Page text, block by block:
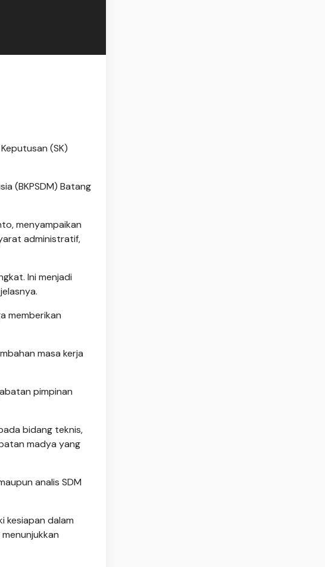
(SK)
(BKPSDM) Batang
menyampaikan
administratif,
Ini menjadi
memberikan
masa kerja
pimpinan
bidang teknis,
madya yang
analis SDM
kesiapan dalam